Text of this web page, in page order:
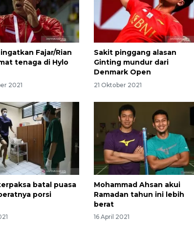
Fajar/Rian
tenaga di Hylo
2021
Sakit pinggang alasan
Ginting mundur dari
Denmark Open
21 Oktober 2021
batal puasa
porsi
Mohammad Ahsan akui
Ramadan tahun ini lebih
berat
16 April 2021